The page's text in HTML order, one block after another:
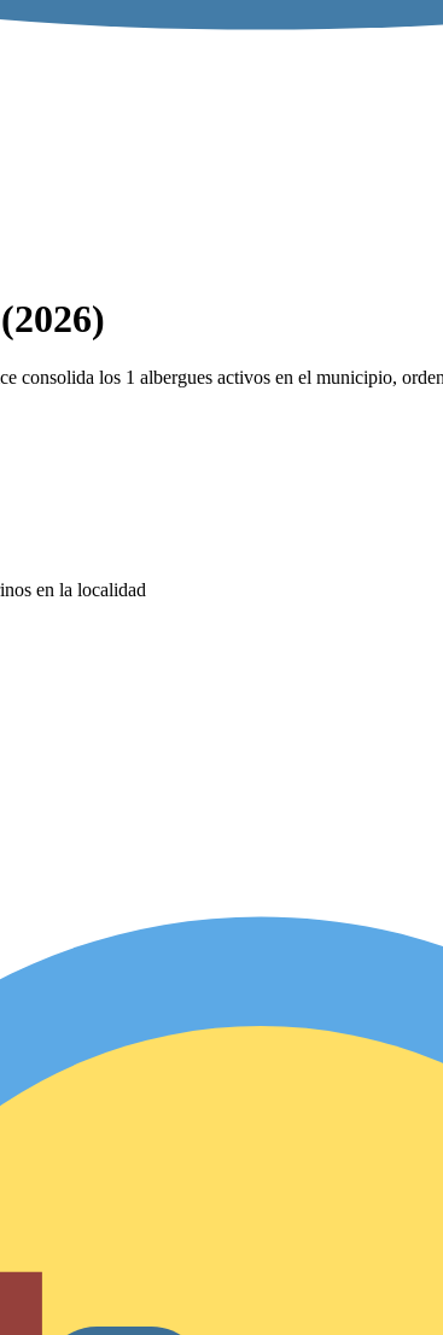
consolida los 1 albergues activos en el municipio,
en la localidad